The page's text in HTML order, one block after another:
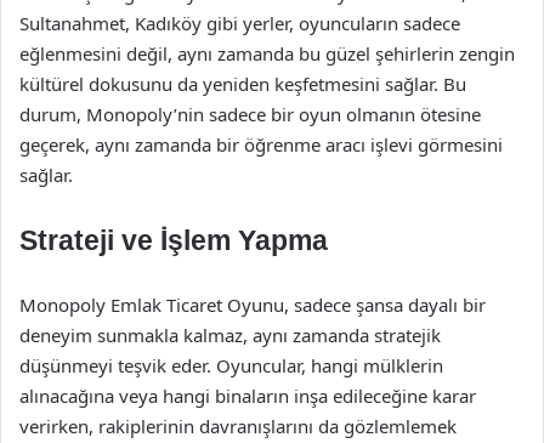
Sultanahmet, Kadıköy gibi yerler, oyuncuların sadece
eğlenmesini değil, aynı zamanda bu güzel şehirlerin zengin
kültürel dokusunu da yeniden keşfetmesini sağlar. Bu
durum, Monopoly’nin sadece bir oyun olmanın ötesine
geçerek, aynı zamanda bir öğrenme aracı işlevi görmesini
sağlar.
Strateji ve İşlem Yapma
Monopoly Emlak Ticaret Oyunu, sadece şansa dayalı bir
deneyim sunmakla kalmaz, aynı zamanda stratejik
düşünmeyi teşvik eder. Oyuncular, hangi mülklerin
alınacağına veya hangi binaların inşa edileceğine karar
verirken, rakiplerinin davranışlarını da gözlemlemek